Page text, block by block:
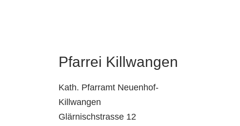
Pfarrei Killwangen
Kath. Pfarramt Neuenhof-
Killwangen
Glärnischstrasse 12